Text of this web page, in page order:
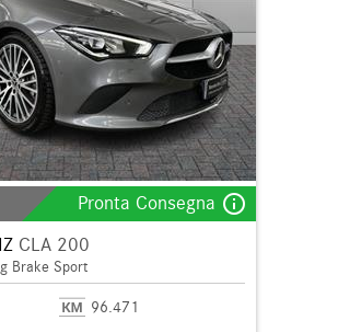
Pronta Consegna info_outline
CLA 200
Brake Sport
96.471